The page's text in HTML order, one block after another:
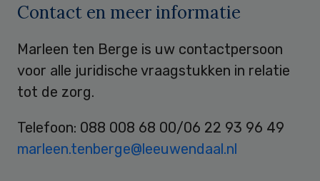
Contact en meer informatie
Marleen ten Berge is uw contactpersoon
voor alle juridische vraagstukken in relatie
tot de zorg.
Telefoon: 088 008 68 00/06 22 93 96 49
marleen.tenberge@leeuwendaal.nl